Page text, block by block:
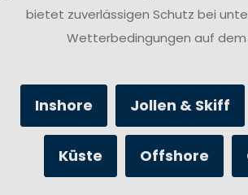
bietet zuverlässigen Schutz bei
Wetterbedingungen auf dem
Inshore Jollen & Skiff
Küste Offshore